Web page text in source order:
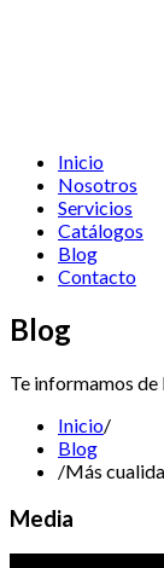
Inicio
Nosotros
Servicios
Catálogos
Blog
Contacto
Blog
Te informamos
Inicio/
Blog
/Más
Media